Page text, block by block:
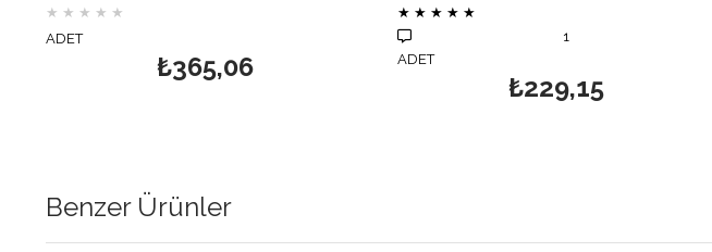
★ ★ ★ ★ ★
ADET
₺365,06
★ ★ ★ ★ ★
1
ADET
₺229,15
Benzer Ürünler